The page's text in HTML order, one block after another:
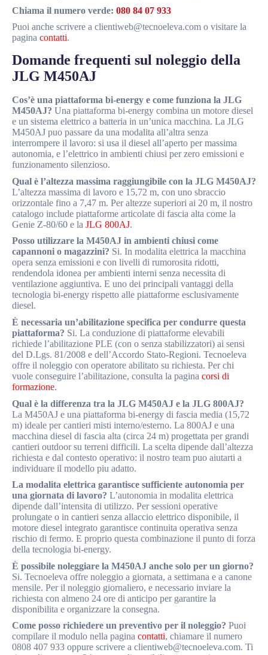
Chiama il numero verde: 080 84 07 933
Puoi anche scrivere a clientiweb@tecnoeleva.com o visitare la
pagina contatti.
Domande frequenti sul noleggio della
JLG M450AJ
Cos’è una piattaforma bi-energy e come funziona la JLG
M450AJ? Una piattaforma bi-energy combina un motore diesel
e un sistema elettrico a batteria in un’unica macchina. La JLG
M450AJ puo passare da una modalita all’altra senza
interrompere il lavoro: si usa il diesel all’aperto per massima
autonomia, e l’elettrico in ambienti chiusi per zero emissioni e
funzionamento silenzioso.
Qual è l’altezza massima raggiungibile con la JLG M450AJ?
L’altezza massima di lavoro e 15,72 m, con uno sbraccio
orizzontale fino a 7,47 m. Per altezze superiori ai 20 m, il nostro
catalogo include piattaforme articolate di fascia alta come la
Genie Z-80/60 e la JLG 800AJ.
Posso utilizzare la M450AJ in ambienti chiusi come
capannoni o magazzini? Si. In modalita elettrica la macchina
opera senza emissioni e con livelli di rumorosita ridotti,
rendendola idonea per ambienti interni senza necessita di
ventilazione aggiuntiva. E uno dei principali vantaggi della
tecnologia bi-energy rispetto alle piattaforme esclusivamente
diesel.
È necessaria un’abilitazione specifica per condurre questa
piattaforma? Si. La conduzione di piattaforme elevabili
richiede l’abilitazione PLE (con o senza stabilizzatori) ai sensi
del D.Lgs. 81/2008 e dell’Accordo Stato-Regioni. Tecnoeleva
offre il noleggio con operatore abilitato su richiesta. Per chi
vuole conseguire l’abilitazione, consulta la pagina corsi di
formazione.
Qual è la differenza tra la JLG M450AJ e la JLG 800AJ?
La M450AJ e una piattaforma bi-energy di fascia media (15,72
m) ideale per cantieri misti interno/esterno. La 800AJ e una
macchina diesel di fascia alta (circa 24 m) progettata per grandi
cantieri outdoor su terreni difficili. La scelta dipende dall’altezza
richiesta e dal contesto operativo: il nostro team puo aiutarti a
individuare il modello piu adatto.
La modalita elettrica garantisce sufficiente autonomia per
una giornata di lavoro? L’autonomia in modalita elettrica
dipende dall’intensita di utilizzo. Per sessioni operative
prolungate o in cantieri senza allaccio elettrico disponibile, il
motore diesel integrato garantisce continuita operativa senza
rischio di fermo. E proprio questa combinazione il punto di forza
della tecnologia bi-energy.
È possibile noleggiare la M450AJ anche solo per un giorno?
Si. Tecnoeleva offre noleggio a giornata, a settimana e a canone
mensile. Per il noleggio giornaliero, e necessario inviare la
richiesta con almeno 24 ore di anticipo per garantire la
disponibilita e organizzare la consegna.
Come posso richiedere un preventivo per il noleggio? Puoi
compilare il modulo nella pagina contatti, chiamare il numero
0808 407 933 oppure scrivere a clientiweb@tecnoeleva.com. Ti